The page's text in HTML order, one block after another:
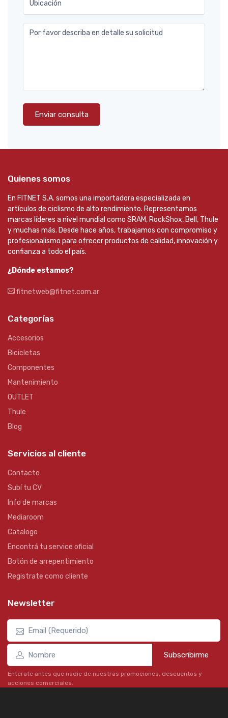
Ubicación
Por favor describa en detalle su solicitud
Enviar consulta
Quienes somos
En FITNET S.A. somos una importadora especializada en
artículos de ciclismo de alto rendimiento. Representamos
marcas líderes a nivel mundial como SRAM, RockShox, Bell, Thule
y muchas más. Desde hace años, trabajamos con compromiso y
profesionalismo para ofrecer productos de calidad, innovación y
confianza a todo el país.
¿Dónde estamos?
fitnetweb@fitnet.com.ar
Categorías
Accesorios
Bicicletas
Componentes
Mantenimiento
OUTLET
Thule
Blog
Servicios al cliente
Contacto
Subí tu CV
Info de marcas
Mediaroom
Catalogo
Encontrá tu service oficial
Botón de arrepentimiento
Registrate como cliente
Newsletter
Subscribirme
Enterate antes que nadie de nuestras promociones, descuentos y
acciones comerciales.